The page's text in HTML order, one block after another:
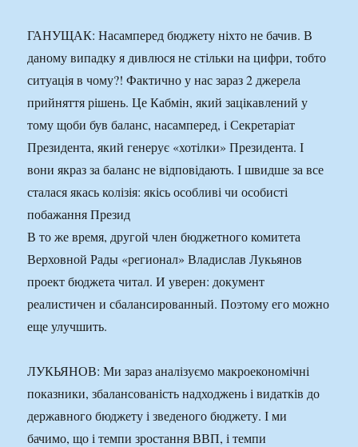
ГАНУЩАК: Насамперед бюджету ніхто не бачив. В
даному випадку я дивлюся не стільки на цифри, тобто
ситуація в чому?! Фактично у нас зараз 2 джерела
прийняття рішень. Це Кабмін, який зацікавлений у
тому щоби був баланс, насамперед, і Секретаріат
Президента, який генерує «хотілки» Президента. І
вони якраз за баланс не відповідають. І швидше за все
сталася якась колізія: якісь особливі чи особисті
побажання Презид
В то же время, другой член бюджетного комитета
Верховной Рады «регионал» Владислав Лукьянов
проект бюджета читал. И уверен: документ
реалистичен и сбалансированный. Поэтому его можно
еще улучшить.
ЛУКЬЯНОВ: Ми зараз аналізуємо макроекономічні
показники, збалансованість надходжень і видатків до
державного бюджету і зведеного бюджету. І ми
бачимо, що і темпи зростання ВВП, і темпи